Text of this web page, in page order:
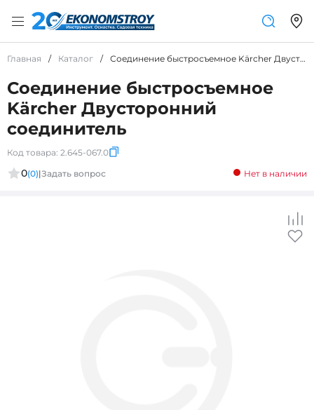
Главная / Каталог / Соединение быстросъемное Kärcher Двусторонний соединитель
Соединение быстросъемное
Kärcher Двусторонний
соединитель
Код товара: 2.645-067.0
0(0)|Задать вопрос Нет в наличии